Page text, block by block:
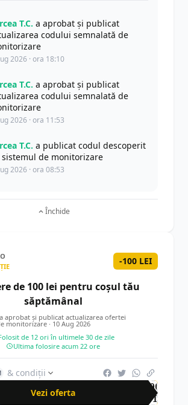
T.C. a aprobat și publicat
codului semnalată de
2026 · ora 18:10
T.C. a aprobat și publicat
codului semnalată de
2026 · ora 11:53
T.C. a publicat codul descoperit
sistemul de monitorizare
2026 · ora 08:53
Închide
-100 LEI
de 100 lei pentru coșul tău
săptămânal
a aprobat și publicat actualizarea ofertei
monitorizare · 10 Aug 2026
de 12 ori în ultimele 30 de zile
Ultima folosire acum 22 ore
& condiții
Vezi oferta
-100
LEI